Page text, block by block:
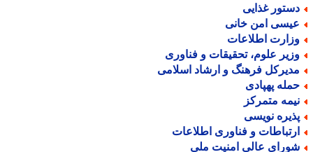
غذایی
امن خانی
اطلاعات
علوم، تحقیقات و فناوری
فرهنگ و ارشاد اسلامی
پهپادی
متمرکز
نویسی
و فناوری اطلاعات
عالی امنیت ملی